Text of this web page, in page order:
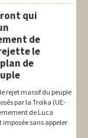
qui
de
le
de
rejet massif du peuple
par la Troïka (UE-
de Luca
imposée sans appeler